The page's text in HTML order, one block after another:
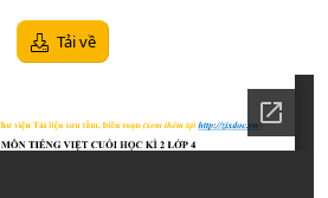
Tải về